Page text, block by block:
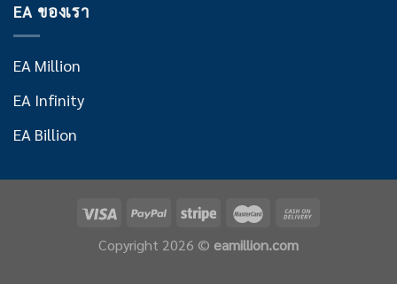
EA ของเรา
EA Million
EA Infinity
EA Billion
Copyright 2026 © eamillion.com